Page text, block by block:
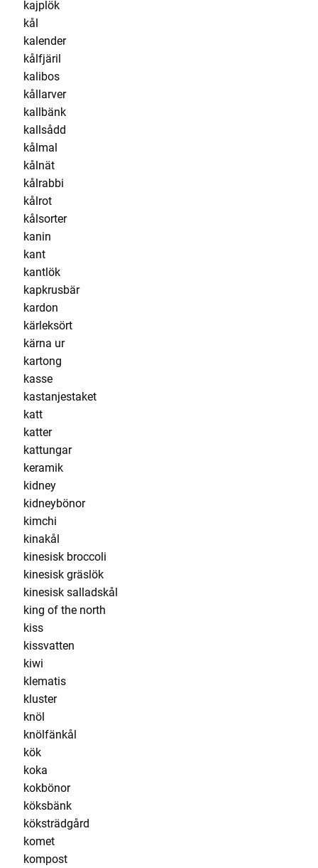
kajplök
kål
kalender
kålfjäril
kalibos
kållarver
kallbänk
kallsådd
kålmal
kålnät
kålrabbi
kålrot
kålsorter
kanin
kant
kantlök
kapkrusbär
kardon
kärleksört
kärna ur
kartong
kasse
kastanjestaket
katt
katter
kattungar
keramik
kidney
kidneybönor
kimchi
kinakål
kinesisk broccoli
kinesisk gräslök
kinesisk salladskål
king of the north
kiss
kissvatten
kiwi
klematis
kluster
knöl
knölfänkål
kök
koka
kokbönor
köksbänk
köksträdgård
komet
kompost